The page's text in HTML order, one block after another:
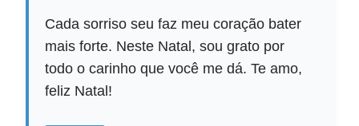
Cada sorriso seu faz meu coração bater
mais forte. Neste Natal, sou grato por
todo o carinho que você me dá. Te amo,
feliz Natal!